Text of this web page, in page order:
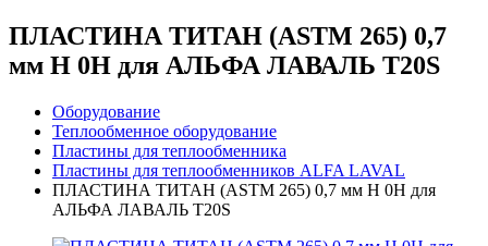
ПЛАСТИНА ТИТАН (ASTM 265) 0,7
мм H 0H для АЛЬФА ЛАВАЛЬ T20S
Оборудование
Теплообменное оборудование
Пластины для теплообменника
Пластины для теплообменников ALFA LAVAL
ПЛАСТИНА ТИТАН (ASTM 265) 0,7 мм H 0H для
АЛЬФА ЛАВАЛЬ T20S